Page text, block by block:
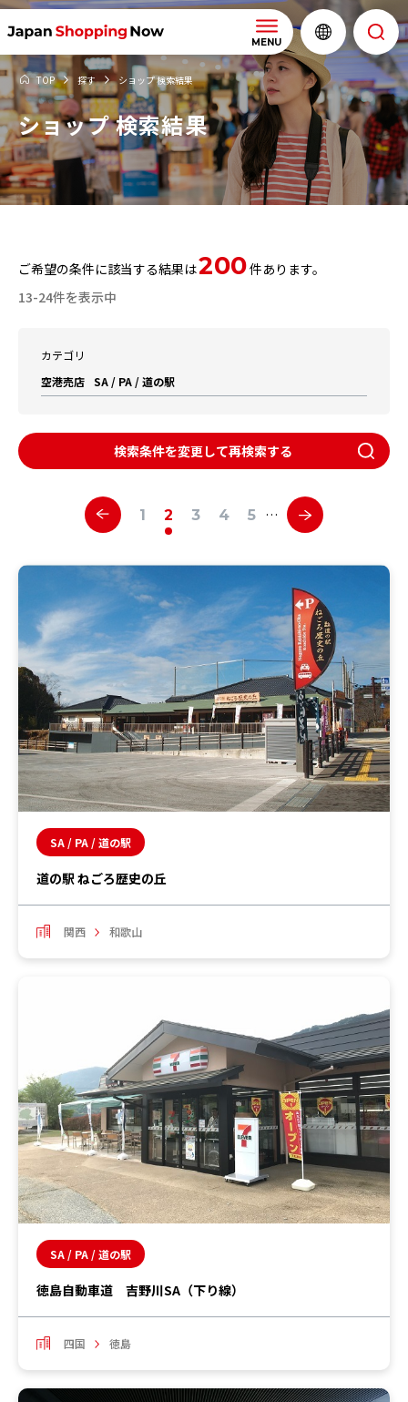
MENU
TOP 探す ショップ 検索結果
ショップ 検索結果
ご希望の条件に該当する結果は200件あります。
13-24件を表示中
カテゴリ
空港売店 SA / PA / 道の駅
検索条件を変更して再検索する
1 2 3 4 5 …
SA / PA / 道の駅
道の駅 ねごろ歴史の丘
関西 和歌山
SA / PA / 道の駅
徳島自動車道 吉野川SA（下り線）
四国 徳島